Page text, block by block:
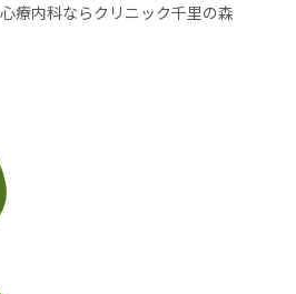
療内科ならクリニック千里の森